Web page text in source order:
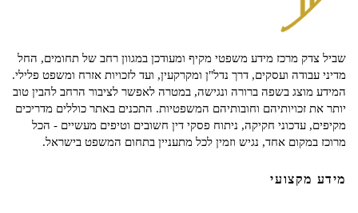
שביל צדק מרכז מידע משפטי מקיף ומעודכן במגוון רחב של תחומים, החל
מדיני עבודה ועסקים, דרך נדל"ן ומקרקעין, ועד לזכויות אזרח ומשפט פלילי.
המידע מוצג בשפה ברורה ונגישה, במטרה לאפשר לציבור הרחב להבין טוב
יותר את זכויותיהם וחובותיהם המשפטיות. התכנים באתר כוללים מדריכים
מקיפים, עדכוני חקיקה, ניתוח פסקי דין חשובים וטיפים מעשיים - הכל
מרוכז במקום אחד, נגיש וזמין לכל מתעניין בתחום המשפט בישראל.
מידע מקצועי